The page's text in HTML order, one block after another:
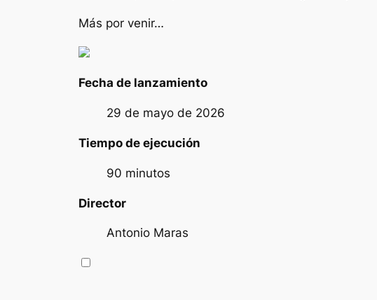
Más por venir…
Fecha de lanzamiento
29 de mayo de 2026
Tiempo de ejecución
90 minutos
Director
Antonio Maras